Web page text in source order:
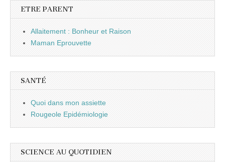
ETRE PARENT
Allaitement : Bonheur et Raison
Maman Eprouvette
SANTÉ
Quoi dans mon assiette
Rougeole Epidémiologie
SCIENCE AU QUOTIDIEN